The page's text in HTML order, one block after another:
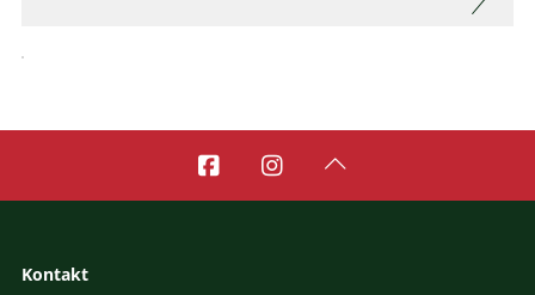
  
Kontakt